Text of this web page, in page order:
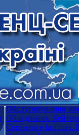
Обслуговування
Обладнання.
Conference facilities.